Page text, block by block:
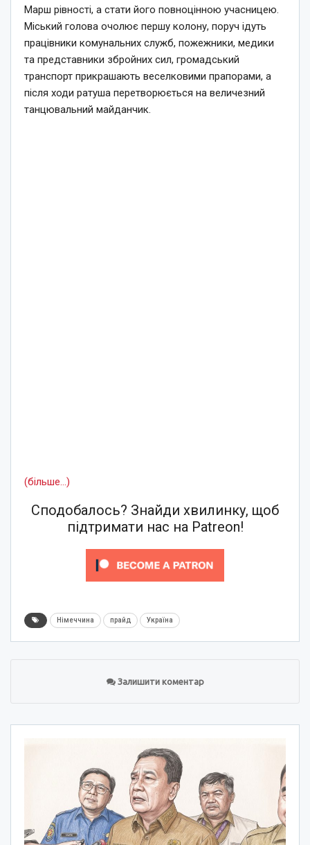
Марш рівності, а стати його повноцінною учасницею.
Міський голова очолює першу колону, поруч ідуть
працівники комунальних служб, пожежники, медики
та представники збройних сил, громадський
транспорт прикрашають веселковими прапорами, а
після ходи ратуша перетворюється на величезний
танцювальний майданчик.
(більше…)
Сподобалось? Знайди хвилинку, щоб
підтримати нас на Patreon!
Німеччина прайд Україна
Залишити коментар